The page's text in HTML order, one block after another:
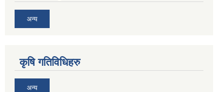
अन्य
कृषि गतिविधिहरु
अन्य